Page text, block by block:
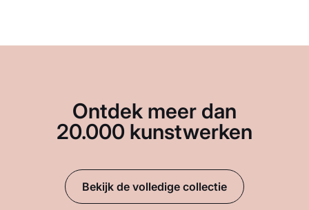
Ontdek meer dan
20.000 kunstwerken
Bekijk de volledige collectie